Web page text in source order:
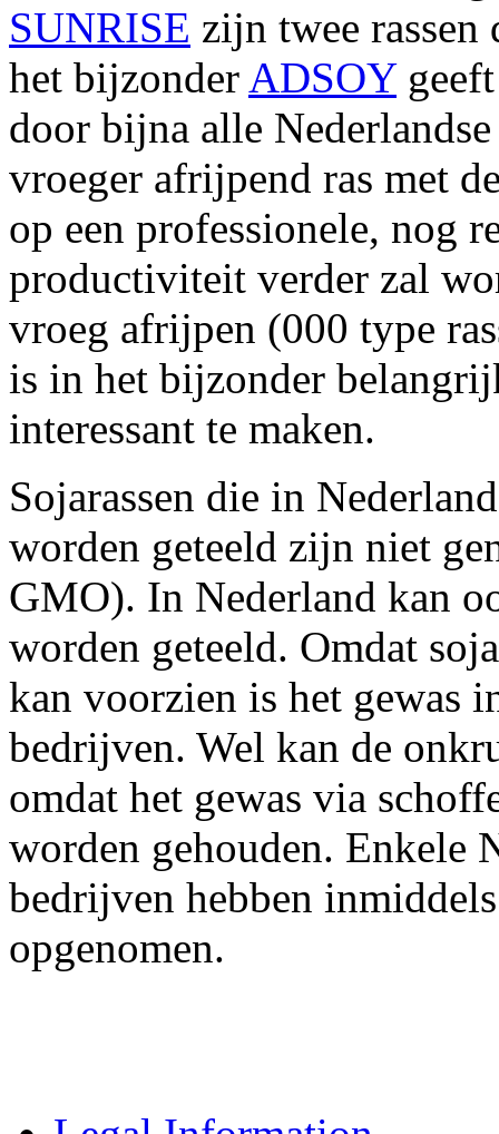
SUNRISE zijn twee
het bijzonder ADSOYgeeft
door bijna alle
vroeger afrijpend ras met
op een professionele, nog
productiviteit verder zal
vroeg afrijpen (000 type
is in het bijzonder
interessant te maken.
Sojarassen die in
worden geteeld zijn niet
GMO). In Nederland kan
worden geteeld. Omdat
kan voorzien is het gewas
bedrijven. Wel kan de
omdat het gewas via
worden gehouden. Enkele
bedrijven hebben
opgenomen.